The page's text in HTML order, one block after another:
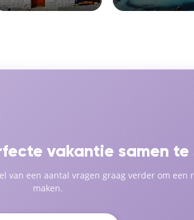
vakantie samen te
van een aantal vragen graag verder om een
maken.